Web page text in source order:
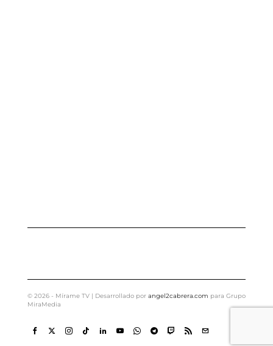
© 2026- Mírame TV | Desarrollado por angel2cabrera.com para Grupo
MiraMedia